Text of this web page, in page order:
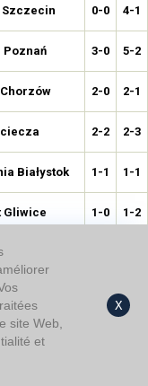
Szczecin 0-0 4-1
Poznań 3-0 5-2
2-0 2-1
2-2 2-3
Białystok 1-1 1-1
Gliwice 1-0 1-2
Krakow
1-0
Kielce
site Web,
et
X